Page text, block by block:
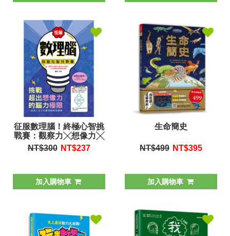
征服數理腦！終極心智挑
戰賽：觀察力╳想像力╳
創造力╳記憶力，左右腦
黃金思維益智遊戲！
NT$300 NT$237
加入購物車
生命簡史
NT$499 NT$395
加入購物車